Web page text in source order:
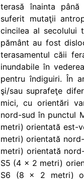
terasă înainta
suferit mutaţii
cincilea al secolului
pământ au fost
terasamentul căii
inundabile în
pentru îndiguiri. În
şi/sau suprafeţe
mici, cu orientări
nord-sud în punctul
metri) orientată est-
metri) orientată
metri) orientată
S5 (4 x 2 metri)
S6 (8 x 2 metri)